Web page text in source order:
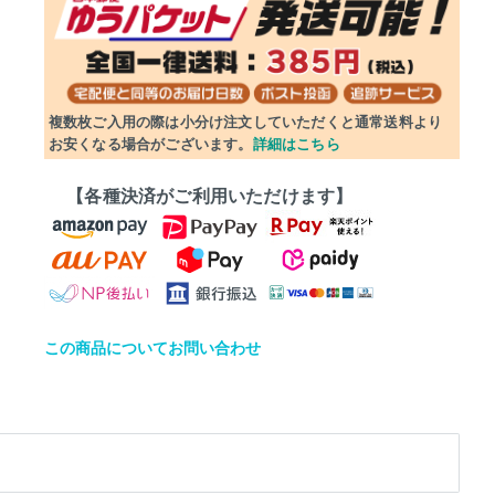
複数枚ご入用の際は小分け注文していただくと通常送料より
お安くなる場合がございます。 詳細はこちら
【各種決済がご利用いただけます】
この商品についてお問い合わせ